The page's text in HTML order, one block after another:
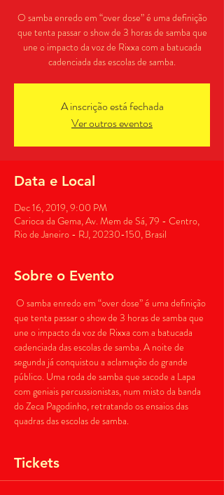
O samba enredo em “over dose” é uma definição
que tenta passar o show de 3 horas de samba que
une o impacto da voz de Rixxa com a batucada
cadenciada das escolas de samba.
A inscrição está fechada
Ver outros eventos
Data e Local
Dec 16, 2019, 9:00 PM
Carioca da Gema, Av. Mem de Sá, 79 - Centro,
Rio de Janeiro - RJ, 20230-150, Brasil
Sobre o Evento
O samba enredo em “over dose” é uma definição
que tenta passar o show de 3 horas de samba que
une o impacto da voz de Rixxa com a batucada
cadenciada das escolas de samba. A noite de
segunda já conquistou a aclamação do grande
público. Uma roda de samba que sacode a Lapa
com geniais percussionistas, num misto da banda
do Zeca Pagodinho, retratando os ensaios das
quadras das escolas de samba.
Tickets